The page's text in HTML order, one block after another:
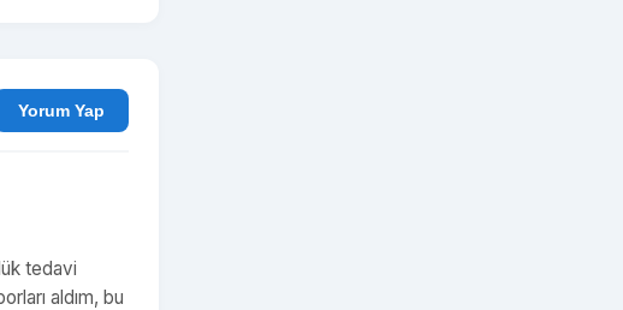
Yorum Yap
tedavi
aldım, bu